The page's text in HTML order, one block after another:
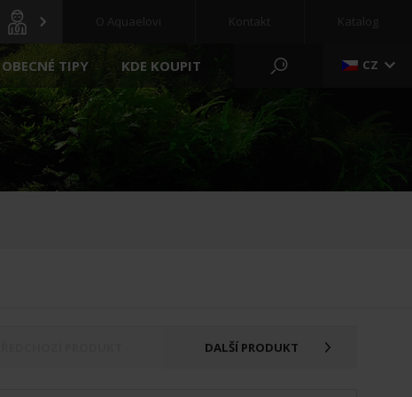
O Aquaelovi Kontakt Katalog
RYBNÍK A ZAHRADA
NOVÝ
ČERPADLO
REGULAČNÍ KLADKOSTROJE
PŘÍPRAVA
OBECNÉ TIPY KDE KOUPIT CZ
DALŠÍ PRODUKT